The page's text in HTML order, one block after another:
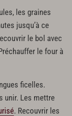
les graines
jusqu’à ce
le bol avec
le four à
ficelles.
unir. Les mettre
. Recouvrir les